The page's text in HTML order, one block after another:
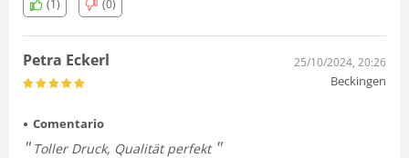
(1) (0)
Petra Eckerl 25/10/2024, 20:26
Beckingen
Comentario
Toller Druck, Qualität perfekt